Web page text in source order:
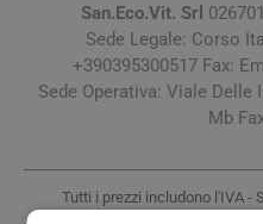
San.Eco.Vit. Srl
Sede Legale: Corso
+390395300517 Fax:
Sede Operativa: Viale Delle
Mb
Tutti i prezzi includono l'IVA -